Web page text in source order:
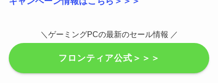
＼ゲーミングPCの最新のセール情報 ／
フロンティア公式＞＞＞